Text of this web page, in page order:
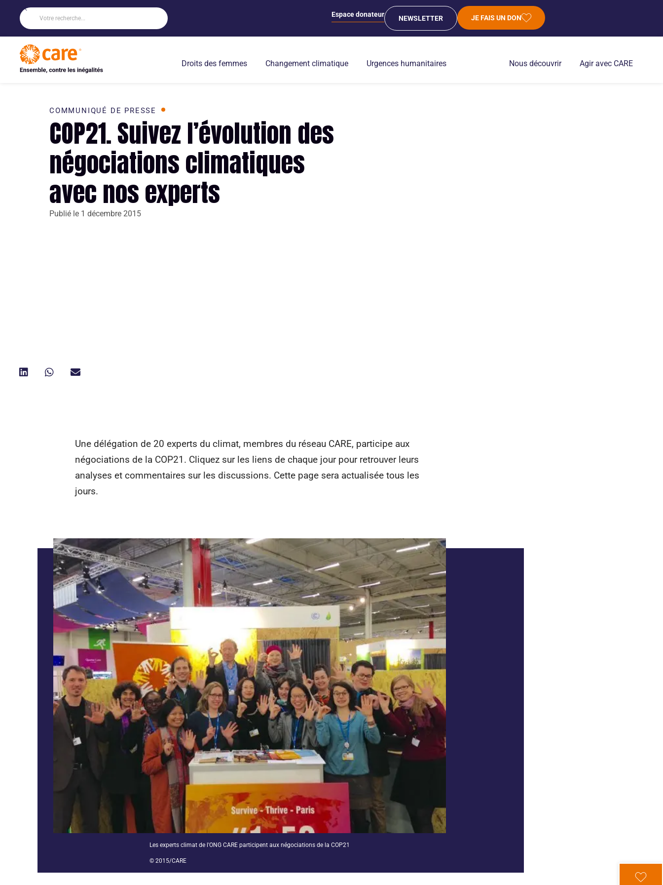
Espace donateur NEWSLETTER JE FAIS UN DON
Droits des femmes Changement climatique Urgences humanitaires Nous découvrir Agir avec CARE
COMMUNIQUÉ DE PRESSE
COP21. Suivez l’évolution des
négociations climatiques
avec nos experts
Publié le 1 décembre 2015
Une délégation de 20 experts du climat, membres du réseau CARE, participe aux
négociations de la COP21. Cliquez sur les liens de chaque jour pour retrouver leurs
analyses et commentaires sur les discussions. Cette page sera actualisée tous les
jours.
Les experts climat de l'ONG CARE participent aux négociations de la COP21
© 2015/CARE